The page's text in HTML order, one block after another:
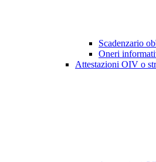
Scadenzario
Oneri
Attestazioni OIV o